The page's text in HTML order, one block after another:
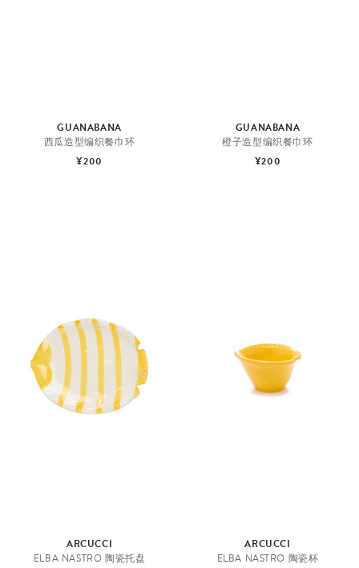
GUANABANA
西瓜造型编织餐巾环
¥200
GUANABANA
橙子造型编织餐巾环
¥200
ARCUCCI
ELBA NASTRO 陶瓷托盘
ARCUCCI
ELBA NASTRO 陶瓷杯